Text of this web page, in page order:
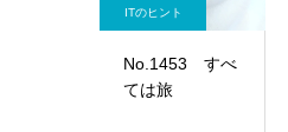
ITのヒント
No.1453 すべ
ては旅